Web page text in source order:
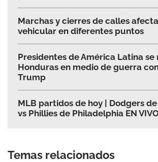
Marchas y cierres de calles
vehicular en diferentes puntos
Presidentes de América Latina se
Honduras en medio de guerra
Trump
MLB partidos de hoy | Dodgers
vs Phillies de Philadelphia EN
Temas relacionados